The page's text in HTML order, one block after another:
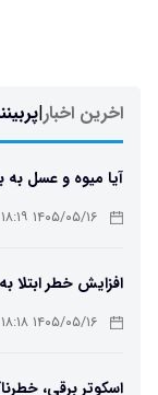
اخرین اخبار|
آیا میوه و عسل
۱۴۰۵/۰۵/۱۶ ۱۸:۱۹
افزایش خطر ابتلا
۶۵ درجه ۱۴۰۵/۰۵/۱۶ ۱۸:۱۸
اسکوتر برقی،